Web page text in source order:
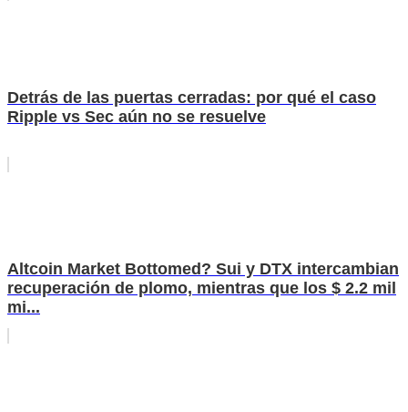
Detrás de las puertas cerradas: por qué el caso
Ripple vs Sec aún no se resuelve
Altcoin Market Bottomed? Sui y DTX intercambian
recuperación de plomo, mientras que los $ 2.2 mil
mi...